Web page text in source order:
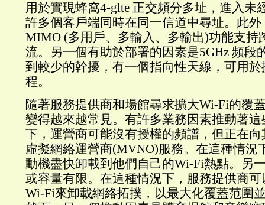
用於實現蜂窩4-glte 正交頻分多址，進入未
許多個客戶端同時在同一信道中尋址。此
MIMO (多用戶、多輸入、多輸出)功能支持
流。另一個有助於部署的因素是5GHz 頻段
到較少的幹擾，有一個指向性天線，可用
程。
隨著服務提供商和場館尋求擴大Wi-Fi的覆
變得越來越常見。有許多業務因素推動著
下，運營商可能沒有授權的頻譜，但正在
虛擬網絡運營商(MVNO)服務。在這種情況
動機盡快卸載到他們自己的Wi-Fi熱點。另
或容量有限。在這種情況下，服務提供商
Wi-Fi來卸載網絡拓撲，以最大化覆蓋范圍